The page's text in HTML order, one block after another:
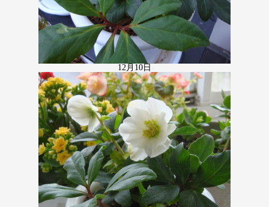
12月10日